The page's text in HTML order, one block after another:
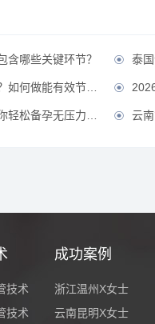
含哪些关键环节？  泰
有效节省费用？？  2026
备孕无压力！？  云南
技术
技术
成功案例
浙江温州X女士
云南昆明X女士